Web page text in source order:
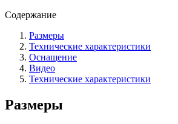
Содержание
Размеры
Технические характеристики
Оснащение
Видео
Технические характеристики
Размеры